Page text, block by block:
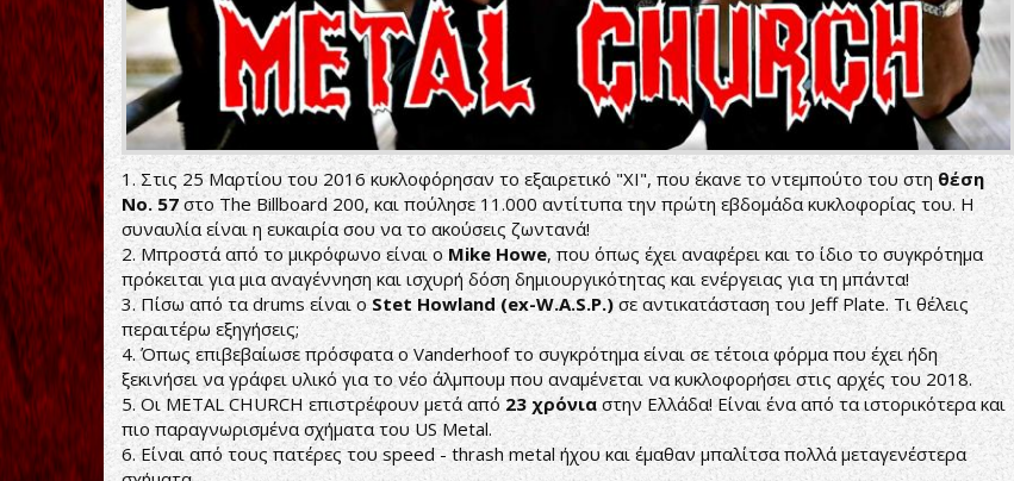
1. Στις 25 Μαρτίου του 2016 κυκλοφόρησαν το εξαιρετικό "XI", που έκανε το ντεμπούτο του στηθέση
No. 57 στο The Billboard 200, και πούλησε 11.000 αντίτυπα την πρώτη εβδομάδα κυκλοφορίας του. Η
συναυλία είναι η ευκαιρία σου να το ακούσεις ζωντανά!
2. Μπροστά από το μικρόφωνο είναι ο Mike Howe, που όπως έχει αναφέρει και το ίδιο το συγκρότημα
πρόκειται για μια αναγέννηση και ισχυρή δόση δημιουργικότητας και ενέργειας για τη μπάντα!
3. Πίσω από τα drums είναι οStet Howland (ex-W.A.S.P.)σε αντικατάσταση του Jeff Plate. Τι θέλεις
περαιτέρω εξηγήσεις;
4. Όπως επιβεβαίωσε πρόσφατα ο Vanderhoof το συγκρότημα είναι σε τέτοια φόρμα που έχει ήδη
ξεκινήσει να γράφει υλικό για το νέο άλμπουμ που αναμένεται να κυκλοφορήσει στις αρχές του 2018.
5. Οι METAL CHURCH επιστρέφουν μετά από 23 χρόνια στην Ελλάδα! Είναι ένα από τα ιστορικότερα και
πιο παραγνωρισμένα σχήματα του US Metal.
6. Είναι από τους πατέρες του speed - thrash metal ήχου και έμαθαν μπαλίτσα πολλά μεταγενέστερα